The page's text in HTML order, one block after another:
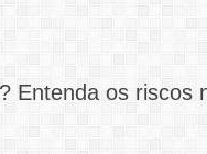
Entenda os riscos